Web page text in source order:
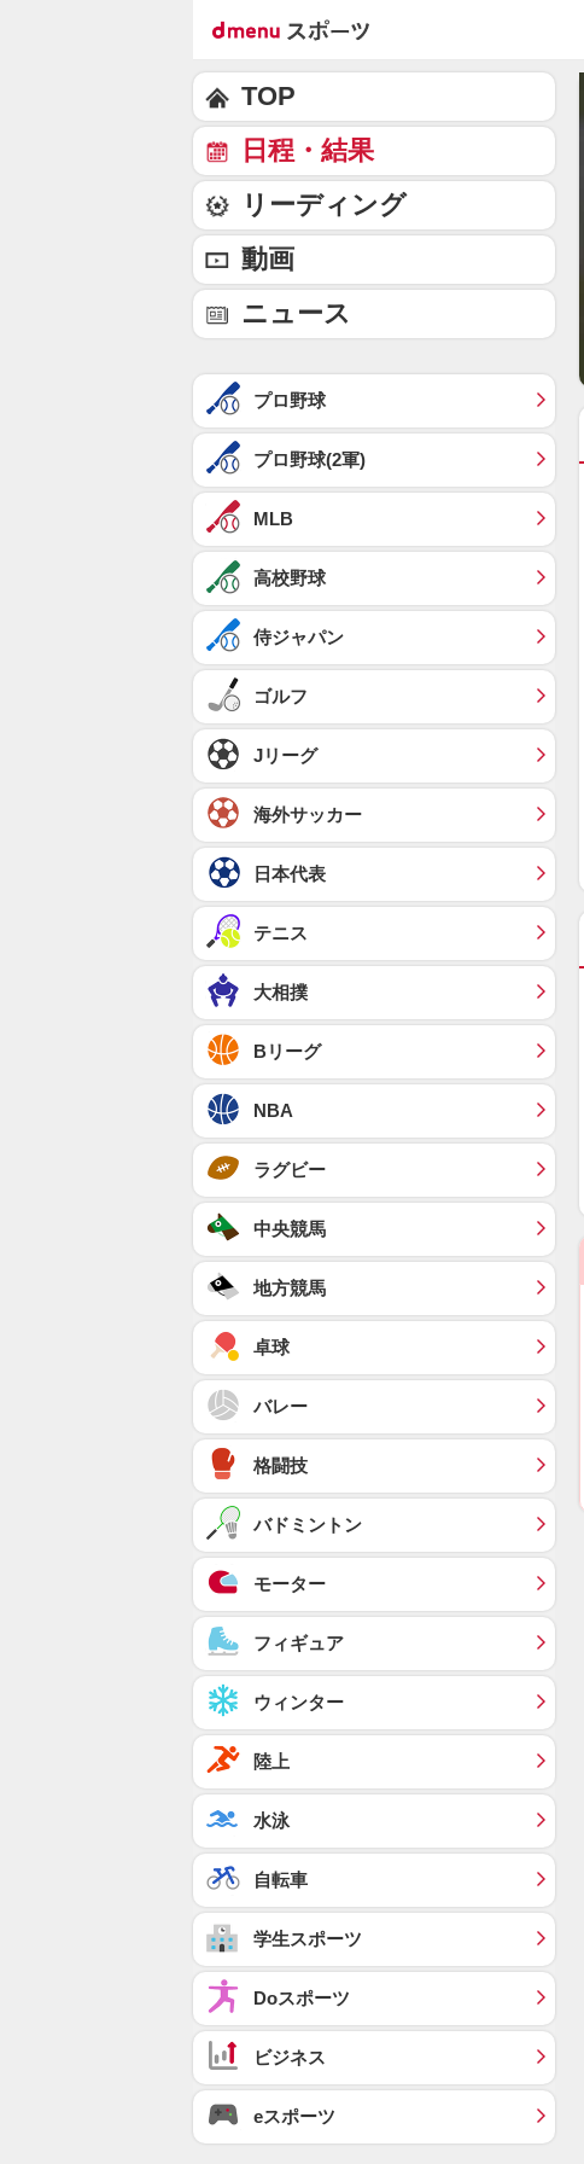
TOP
日程・結果
リーディング
動画
ニュース
プロ野球
プロ野球(2軍)
MLB
高校野球
侍ジャパン
ゴルフ
Jリーグ
海外サッカー
日本代表
テニス
大相撲
Bリーグ
NBA
ラグビー
中央競馬
地方競馬
卓球
バレー
格闘技
バドミントン
モーター
フィギュア
ウィンター
陸上
水泳
自転車
学生スポーツ
Doスポーツ
ビジネス
eスポーツ